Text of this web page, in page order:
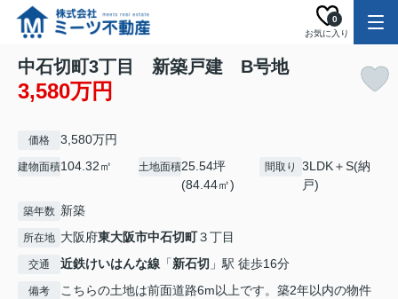
お気に入り
0
中石切町3丁目 新築戸建 B号地
3,580万円
価格 3,580万円
建物面積104.32㎡ 土地面積25.54坪
(84.44㎡)
間取り
3LDK＋S(納
戸)
築年数 新築
所在地 大阪府東大阪市中石切町３丁目
交通 近鉄けいはんな線 「新石切 」駅 徒歩16分
備考
こちらの土地は前面道路6m以上です。築2年以内の物件